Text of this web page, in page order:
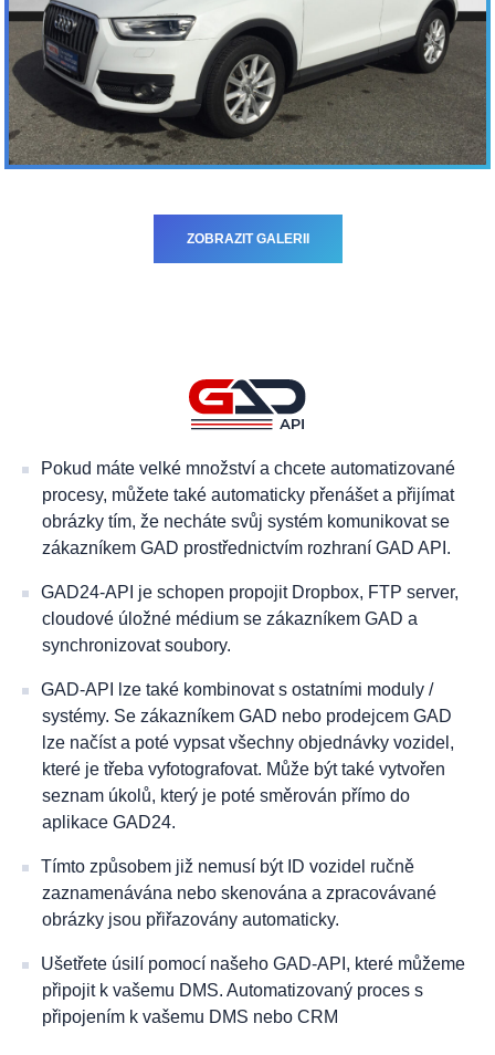
ZOBRAZIT GALERII
Pokud máte velké množství a chcete automatizované
procesy, můžete také automaticky přenášet a přijímat
obrázky tím, že necháte svůj systém komunikovat se
zákazníkem GAD prostřednictvím rozhraní GAD API.
GAD24-API je schopen propojit Dropbox, FTP server,
cloudové úložné médium se zákazníkem GAD a
synchronizovat soubory.
GAD-API lze také kombinovat s ostatními moduly /
systémy. Se zákazníkem GAD nebo prodejcem GAD
lze načíst a poté vypsat všechny objednávky vozidel,
které je třeba vyfotografovat. Může být také vytvořen
seznam úkolů, který je poté směrován přímo do
aplikace GAD24.
Tímto způsobem již nemusí být ID vozidel ručně
zaznamenávána nebo skenována a zpracovávané
obrázky jsou přiřazovány automaticky.
Ušetřete úsilí pomocí našeho GAD-API, které můžeme
připojit k vašemu DMS. Automatizovaný proces s
připojením k vašemu DMS nebo CRM